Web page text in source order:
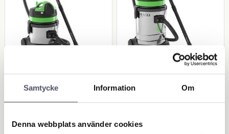
Samtycke Information Om
Denna webbplats använder cookies
Dammsugare GS1/1
8 W&D
torrdammsugare är rikligt
Dammsugare GS1/3
3 W&D
torrdammsugare är rikligt